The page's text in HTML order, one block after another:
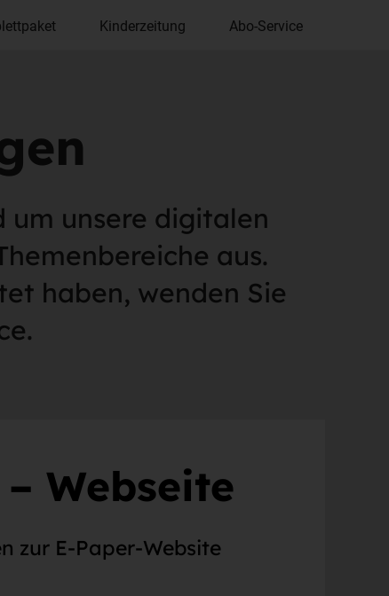
Kinderzeitung Abo-Service
um unsere digitalen
aus.
haben, wenden Sie
Webseite
zur E-Paper-Website